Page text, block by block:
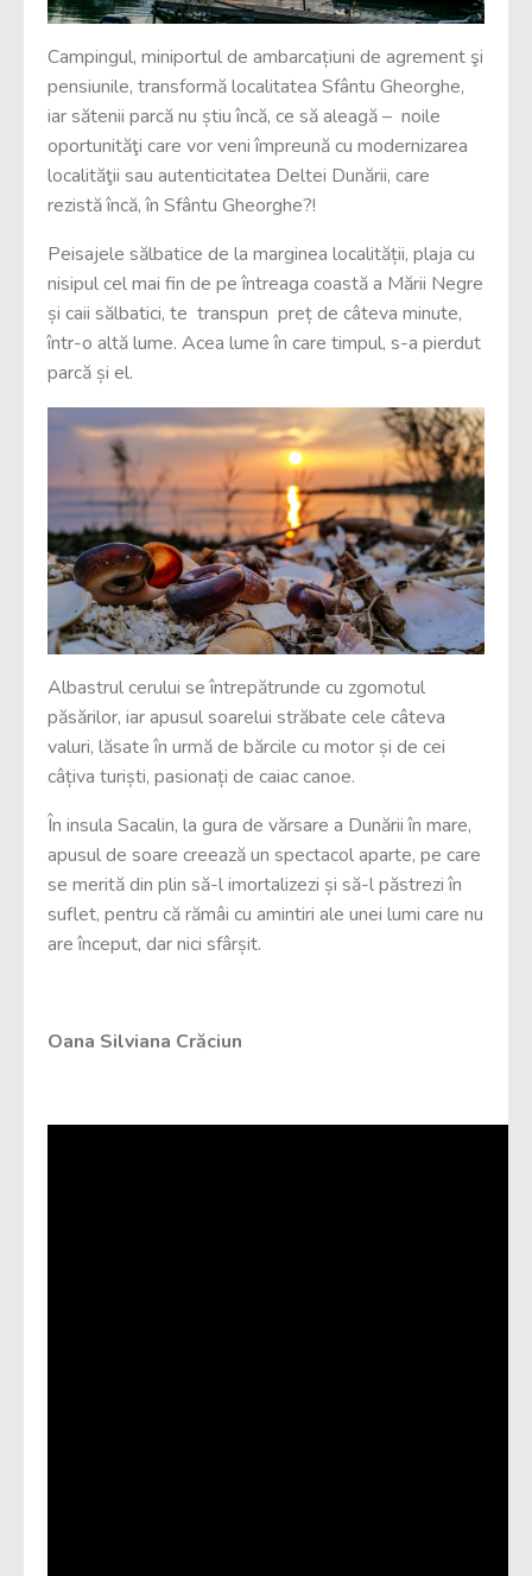
Campingul, miniportul de ambarcațiuni de agrement şi
pensiunile, transformă localitatea Sfântu Gheorghe,
iar sătenii parcă nu știu încă, ce să aleagă – noile
oportunităţi care vor veni împreună cu modernizarea
localităţii sau autenticitatea Deltei Dunării, care
rezistă încă, în Sfântu Gheorghe?!
Peisajele sălbatice de la marginea localității, plaja cu
nisipul cel mai fin de pe întreaga coastă a Mării Negre
și caii sălbatici, te transpun preț de câteva minute,
într-o altă lume. Acea lume în care timpul, s-a pierdut
parcă și el.
Albastrul cerului se întrepătrunde cu zgomotul
păsărilor, iar apusul soarelui străbate cele câteva
valuri, lăsate în urmă de bărcile cu motor și de cei
câțiva turiști, pasionați de caiac canoe.
În insula Sacalin, la gura de vărsare a Dunării în mare,
apusul de soare creează un spectacol aparte, pe care
se merită din plin să-l imortalizezi și să-l păstrezi în
suflet, pentru că rămâi cu amintiri ale unei lumi care nu
are început, dar nici sfârșit.
Oana Silviana Crăciun